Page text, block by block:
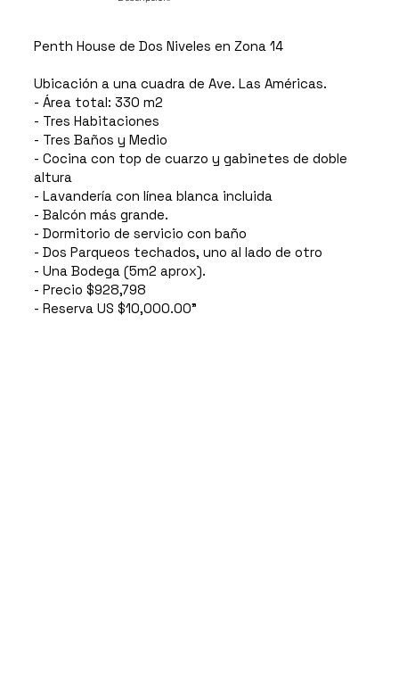
Penth House de Dos Niveles en Zona 14
Ubicación a una cuadra de Ave. Las Américas.
- Área total: 330 m2
- Tres Habitaciones
- Tres Baños y Medio
- Cocina con top de cuarzo y gabinetes de doble
altura
- Lavandería con línea blanca incluida
- Balcón más grande.
- Dormitorio de servicio con baño
- Dos Parqueos techados, uno al lado de otro
- Una Bodega (5m2 aprox).
- Precio $928,798
- Reserva US $10,000.00"